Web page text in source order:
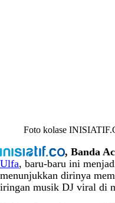
Foto kolase
, Banda
Ulfa, baru-baru ini
menunjukkan dirinya
iringan musik DJ viral di